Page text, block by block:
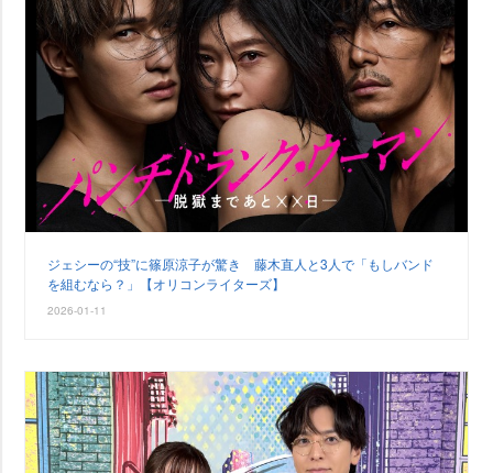
ジェシーの“技”に篠原涼子が驚き 藤木直人と3人で「もしバンド
を組むなら？」【オリコンライターズ】
2026-01-11